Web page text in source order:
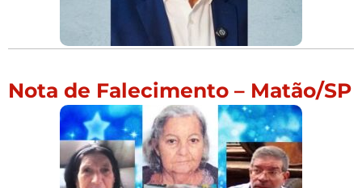
Nota de Falecimento – Matão/SP